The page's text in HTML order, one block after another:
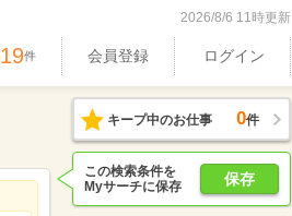
2026/8/6 11時更新
件 会員登録 ログイン
キープ中のお仕事 0件
保存
この検索条件を
Myサーチに保存